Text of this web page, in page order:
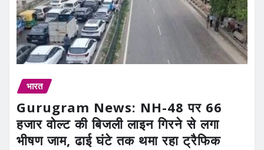
भारत
Gurugram News: NH-48 पर 66
हजार वोल्ट की बिजली लाइन गिरने से लगा
भीषण जाम, ढाई घंटे तक थमा रहा ट्रैफिक